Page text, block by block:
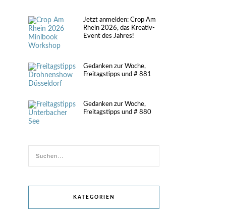
Jetzt anmelden: Crop Am
Rhein 2026, das Kreativ-
Event des Jahres!
Gedanken zur Woche,
Freitagstipps und # 881
Gedanken zur Woche,
Freitagstipps und # 880
KATEGORIEN